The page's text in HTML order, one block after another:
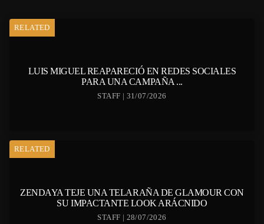
RELATED
LUIS MIGUEL REAPARECIÓ EN REDES SOCIALES
PARA UNA CAMPAÑA ...
STAFF | 31/07/2026
RELATED
ZENDAYA TEJE UNA TELARAÑA DE GLAMOUR CON
SU IMPACTANTE LOOK ARÁCNIDO
STAFF | 28/07/2026